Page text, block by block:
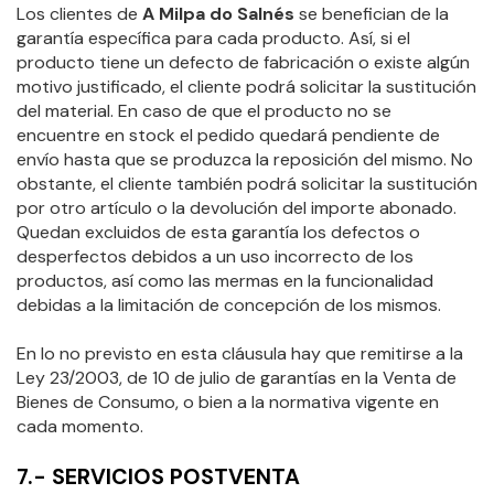
Los clientes de A Milpa do Salnés se benefician de la
garantía específica para cada producto. Así, si el
producto tiene un defecto de fabricación o existe algún
motivo justificado, el cliente podrá solicitar la sustitución
del material. En caso de que el producto no se
encuentre en stock el pedido quedará pendiente de
envío hasta que se produzca la reposición del mismo. No
obstante, el cliente también podrá solicitar la sustitución
por otro artículo o la devolución del importe abonado.
Quedan excluidos de esta garantía los defectos o
desperfectos debidos a un uso incorrecto de los
productos, así como las mermas en la funcionalidad
debidas a la limitación de concepción de los mismos.
En lo no previsto en esta cláusula hay que remitirse a la
Ley 23/2003, de 10 de julio de garantías en la Venta de
Bienes de Consumo, o bien a la normativa vigente en
cada momento.
7.- SERVICIOS POSTVENTA